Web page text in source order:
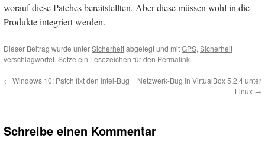
worauf diese Patches bereitstellten. Aber diese müssen wohl in die
Produkte integriert werden.
Dieser Beitrag wurde unterSicherheitabgelegt und mitGPS, Sicherheit
verschlagwortet. Setze ein Lesezeichen für den Permalink.
← Windows 10: Patch fixt den Intel-Bug
Netzwerk-Bug in VirtualBox 5.2.4 unter
Linux →
Schreibe einen Kommentar